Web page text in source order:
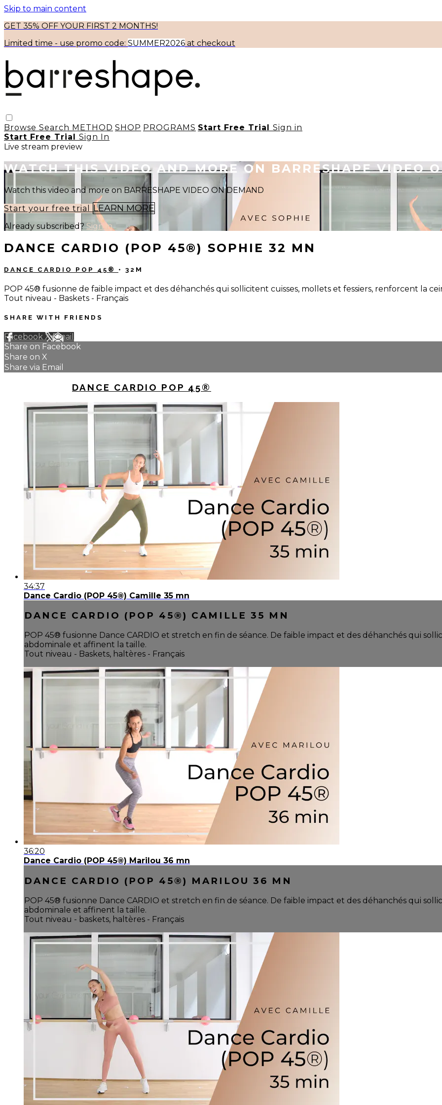
Skip to main content
GET 35% OFF YOUR FIRST 2 MONTHS!
Limited time - use promo code: SUMMER2026 at checkout
Browse Search METHOD SHOP PROGRAMS Start Free Trial Sign in
Start Free Trial Sign In
Live stream preview
WATCH THIS VIDEO AND MORE ON BARRESHAPE VIDEO
Watch this video and more on BARRESHAPE VIDEO ON DEMAND
Start your free trial LEARN MORE
Already subscribed? Sign in
DANCE CARDIO (POP 45®) SOPHIE 32 MN
DANCE CARDIO POP 45® • 32M
POP 45® fusionne de faible impact et des déhanchés qui sollicitent cuisses, mollets et fessiers, renforcent la
Tout niveau - Baskets - Français
SHARE WITH FRIENDS
Facebook XEmail
Share on Facebook
Share on X
Share via Email
DANCE CARDIO POP 45®
34:37
Dance Cardio (POP 45®) Camille 35 mn
DANCE CARDIO (POP 45®) CAMILLE 35 MN
POP 45® fusionne Dance CARDIO et stretch en fin de séance. De faible impact et des déhanchés qui
abdominale et affinent la taille.
Tout niveau - Baskets, haltères - Français
36:20
Dance Cardio (POP 45®) Marilou 36 mn
DANCE CARDIO (POP 45®) MARILOU 36 MN
POP 45® fusionne Dance CARDIO et stretch en fin de séance. De faible impact et des déhanchés qui
abdominale et affinent la taille.
Tout niveau - baskets, haltères - Français